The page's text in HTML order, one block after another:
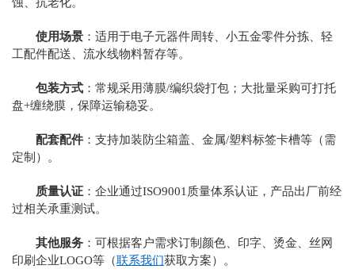
蚀、抗老化。
使用场景 ：适用于电子元器件周转、小五金零件分拣、轻
工配件配送、流水线物料暂存等。
包装方式 ：常规采用薄膜/编织袋打包；大批量采购可打托
盘+缠绕膜，保障运输稳妥。
配套配件 ：支持加装防尘箱盖、金属/塑料标签卡槽等（需
定制）。
质量认证 ：企业通过ISO9001质量体系认证，产品出厂前经
过相关承重测试。
其他服务 ：可根据客户需求订制颜色、印字、烫金、丝网
印刷企业LOGO等（联系我们获取方案）。